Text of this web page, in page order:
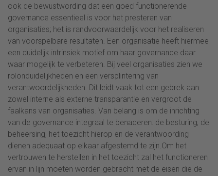
ook de bewustwording dat een goed functionerende
governance essentieel is voor het presteren van
organisaties; het is randvoorwaardelijk voor het realiseren
van voorspelbare resultaten. Een organisatie heeft hiermee
een duidelijk intrinsiek motief om haar governance daar
waar mogelijk te verbeteren. Bij veel organisaties zien we
rolonduidelijkheden en een versplintering van
verantwoordelijkheden. Dit leidt vaak tot een gebrek aan
zowel interne als externe transparantie en vergroot de
faalkans van organisaties. Van belang is om de inrichting
van de governance integraal te benaderen: de besturing, de
beheersing, het toezicht hierop en de verantwoording
dienen adequaat op elkaar afgestemd te zijn.Om het
vertrouwen te herstellen in het toezicht zal het functioneren
ervan in lijn moeten worden gebracht met de eisen die de